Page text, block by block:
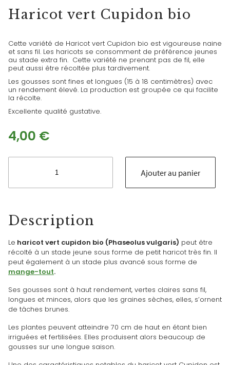
Haricot vert Cupidon bio
Cette variété de Haricot vert Cupidon bio est vigoureuse naine
et sans fil. Les haricots se consomment de préférence jeunes
au stade extra fin. Cette variété ne prenant pas de fil, elle
peut aussi être récoltée plus tardivement.
Les gousses sont fines et longues (15 à 18 centimètres) avec
un rendement élevé. La production est groupée ce qui facilite
la récolte.
Excellente qualité gustative.
4,00 €
quantité
vert
Ajouter au panier
Description
Le haricot vert cupidon bio (Phaseolus vulgaris) peut être
récolté à un stade jeune sous forme de petit haricot très fin. Il
peut également à un stade plus avancé sous forme de
mange-tout.
Ses gousses sont à haut rendement, vertes claires sans fil,
longues et minces, alors que les graines sèches, elles, s’ornent
de tâches brunes.
Les plantes peuvent atteindre 70 cm de haut en étant bien
irriguées et fertilisées. Elles produisent alors beaucoup de
gousses sur une longue saison.